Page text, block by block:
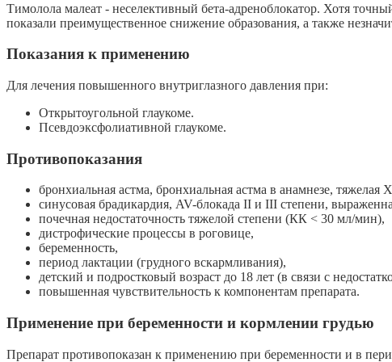
Тимолола малеат - неселективный бета-адреноблокатор. Хотя
показали преимущественное снижение образования, а также
Показания к применению
Для лечения повышенного внутриглазного давления при:
Открытоугольной глаукоме.
Псевдоэксфолиативной глаукоме.
Противопоказания
бронхиальная астма, бронхиальная астма в анамнезе, тяжелая
синусовая брадикардия, AV-блокада II и III степени,
почечная недостаточность тяжелой степени (КК < 30 мл/мин),
дистрофические процессы в роговице,
беременность,
период лактации (грудного вскармливания),
детский и подростковый возраст до 18 лет (в связи с
повышенная чувствительность к компонентам препарата.
Применение при беременности и кормлении грудью
Препарат противопоказан к применению при беременности и в